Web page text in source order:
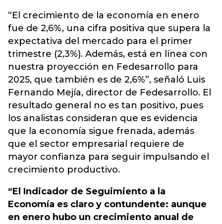
“El crecimiento de la economía en enero
fue de 2,6%, una cifra positiva que supera la
expectativa del mercado para el primer
trimestre (2,3%). Además, está en línea con
nuestra proyección en Fedesarrollo para
2025, que también es de 2,6%”, señaló Luis
Fernando Mejía, director de Fedesarrollo. El
resultado general no es tan positivo, pues
los analistas consideran que es evidencia
que la economía sigue frenada, además
que el sector empresarial requiere de
mayor confianza para seguir impulsando el
crecimiento productivo.
“El Indicador de Seguimiento a la
Economía es claro y contundente: aunque
en enero hubo un crecimiento anual de